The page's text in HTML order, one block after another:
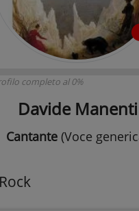
completo al 0%
Davide Manenti
Cantante (Voce